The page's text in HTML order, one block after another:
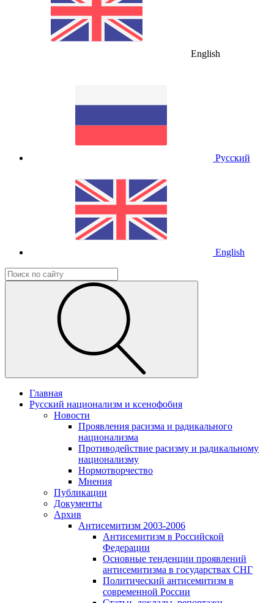
English
Русский
English
Главная
Русский национализм и ксенофобия
Новости
Проявления расизма и радикального
национализма
Противодействие расизму и радикальному
национализму
Нормотворчество
Мнения
Публикации
Документы
Архив
Антисемитизм 2003-2006
Антисемитизм в Российской
Федерации
Основные тенденции проявлений
антисемитизма в государствах СНГ
Политический антисемитизм в
современной России